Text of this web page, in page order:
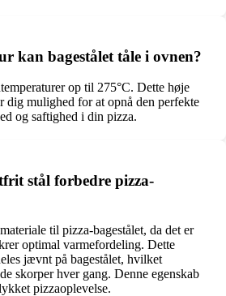
kan bagestålet tåle i ovnen?
op til 275°C. Dette høje
dig mulighed for at opnå den perfekte
og saftighed i din pizza.
stål forbedre pizza-
til pizza-bagestålet, da det er
optimal varmefordeling. Dette
jævnt på bagestålet, hvilket
skorper hver gang. Denne egenskab
pizzaoplevelse.